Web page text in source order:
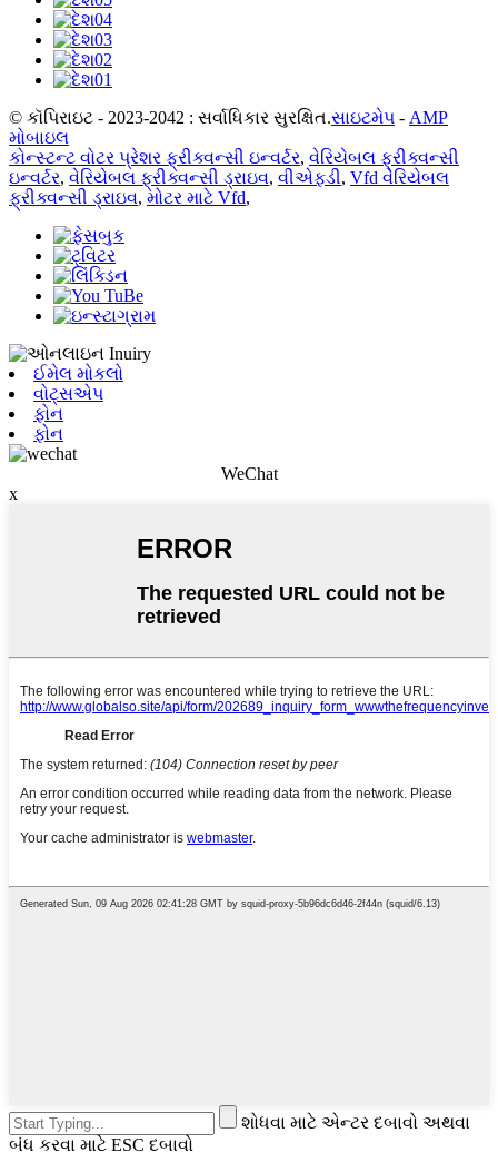
© કૉપિરાઇટ - 2023-2042 : સર્વાધિકાર સુરક્ષિત.સાઇટમેપ - AMP
મોબાઇલ
કોન્સ્ટન્ટ વોટર પ્રેશર ફ્રીક્વન્સી ઇન્વર્ટર, વેરિયેબલ ફ્રીક્વન્સી
ઇન્વર્ટર, વેરિયેબલ ફ્રીક્વન્સી ડ્રાઇવ, વીએફડી, Vfd વેરિયેબલ
ફ્રીક્વન્સી ડ્રાઇવ, મોટર માટે Vfd,
ઈમેલ મોકલો
વોટ્સએપ
ફોન
ફોન
WeChat
x
શોધવા માટે એન્ટર દબાવો અથવા
બંધ કરવા માટે ESC દબાવો